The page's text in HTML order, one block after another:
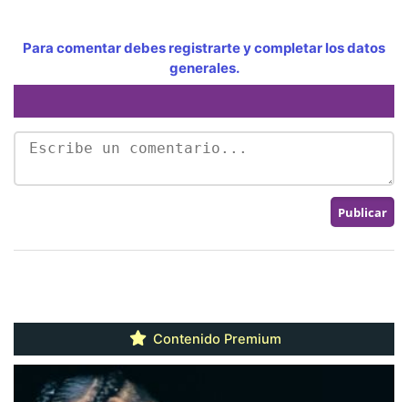
Para comentar debes registrarte y completar los datos
generales.
Contenido Premium